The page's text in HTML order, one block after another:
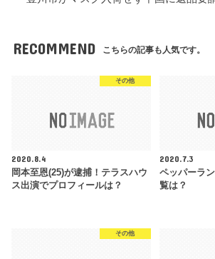
RECOMMEND こちらの記事も人気です。
その他
2020.8.4
岡本至恩(25)が逮捕！テラスハウ
ス出演でプロフィールは？
2020.7.3
ペッパーラ
覧は？
その他